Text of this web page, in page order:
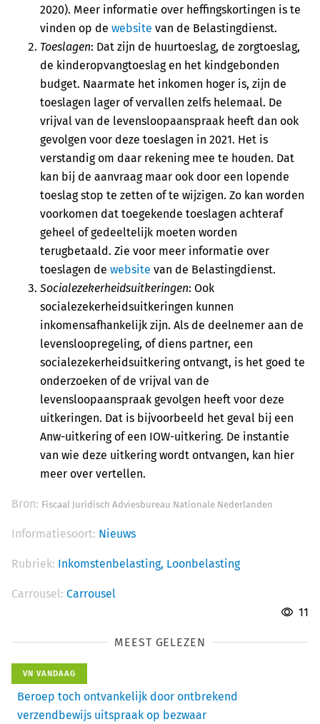
2020). Meer informatie over heffingskortingen is te
vinden op de website van de Belastingdienst.
Toeslagen: Dat zijn de huurtoeslag, de zorgtoeslag,
de kinderopvangtoeslag en het kindgebonden
budget. Naarmate het inkomen hoger is, zijn de
toeslagen lager of vervallen zelfs helemaal. De
vrijval van de levensloopaanspraak heeft dan ook
gevolgen voor deze toeslagen in 2021. Het is
verstandig om daar rekening mee te houden. Dat
kan bij de aanvraag maar ook door een lopende
toeslag stop te zetten of te wijzigen. Zo kan worden
voorkomen dat toegekende toeslagen achteraf
geheel of gedeeltelijk moeten worden
terugbetaald. Zie voor meer informatie over
toeslagen de website van de Belastingdienst.
Socialezekerheidsuitkeringen: Ook
socialezekerheidsuitkeringen kunnen
inkomensafhankelijk zijn. Als de deelnemer aan de
levensloopregeling, of diens partner, een
socialezekerheidsuitkering ontvangt, is het goed te
onderzoeken of de vrijval van de
levensloopaanspraak gevolgen heeft voor deze
uitkeringen. Dat is bijvoorbeeld het geval bij een
Anw-uitkering of een IOW-uitkering. De instantie
van wie deze uitkering wordt ontvangen, kan hier
meer over vertellen.
Bron: Fiscaal Juridisch Adviesbureau Nationale Nederlanden
Informatiesoort: Nieuws
Rubriek: Inkomstenbelasting, Loonbelasting
Carrousel: Carrousel
11
MEEST GELEZEN
VN VANDAAG
Beroep toch ontvankelijk door ontbrekend
verzendbewijs uitspraak op bezwaar